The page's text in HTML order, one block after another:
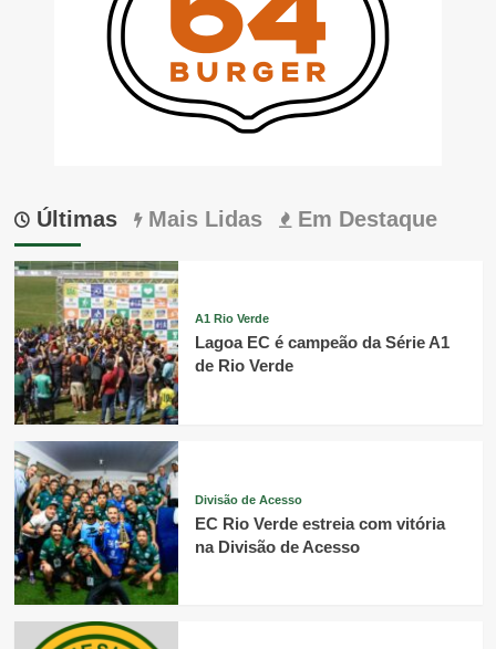
Últimas Mais Lidas Em Destaque
A1 Rio Verde
Lagoa EC é campeão da Série A1
de Rio Verde
Divisão de Acesso
EC Rio Verde estreia com vitória
na Divisão de Acesso